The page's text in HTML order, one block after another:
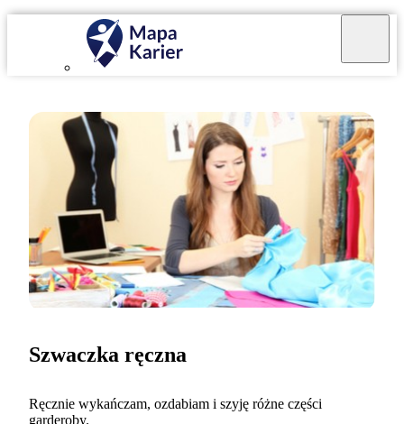
Szwaczka ręczna
Ręcznie wykańczam, ozdabiam i szyję różne części
garderoby.